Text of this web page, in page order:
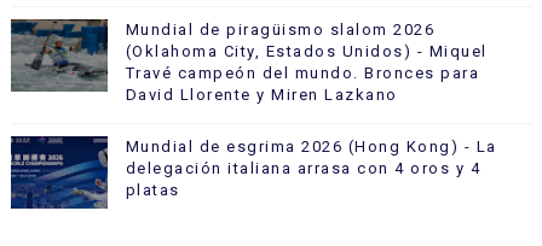
Mundial de piragüismo slalom 2026
(Oklahoma City, Estados Unidos) - Miquel
Travé campeón del mundo. Bronces para
David Llorente y Miren Lazkano
Mundial de esgrima 2026 (Hong Kong) - La
delegación italiana arrasa con 4 oros y 4
platas